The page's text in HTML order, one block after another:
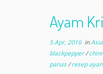
Ayam
5 Apr, 2016in
blackpepper/
panas/resep